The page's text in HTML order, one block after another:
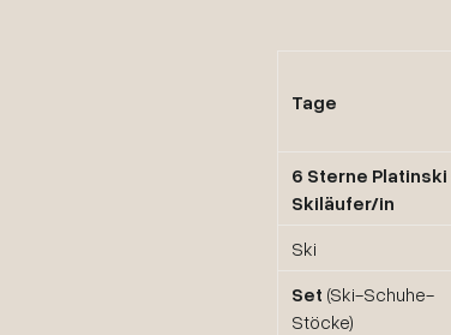
6 Sterne Platinski
Skiläufer/in
Ski
Set (Ski-Schuhe-
Stöcke)
Tage